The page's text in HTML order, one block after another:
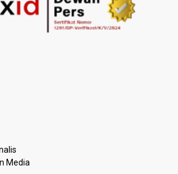
Soal Rehat Waktu 48 Jam Menuju
OC Tegaskan Sudah Sesuai
Stimulus Hadapi Dampak El Nino
Pelanggaran Plat Nomor Terekam
Face Recognition
Media